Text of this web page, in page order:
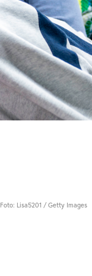
Foto: Lisa5201 / Getty Images